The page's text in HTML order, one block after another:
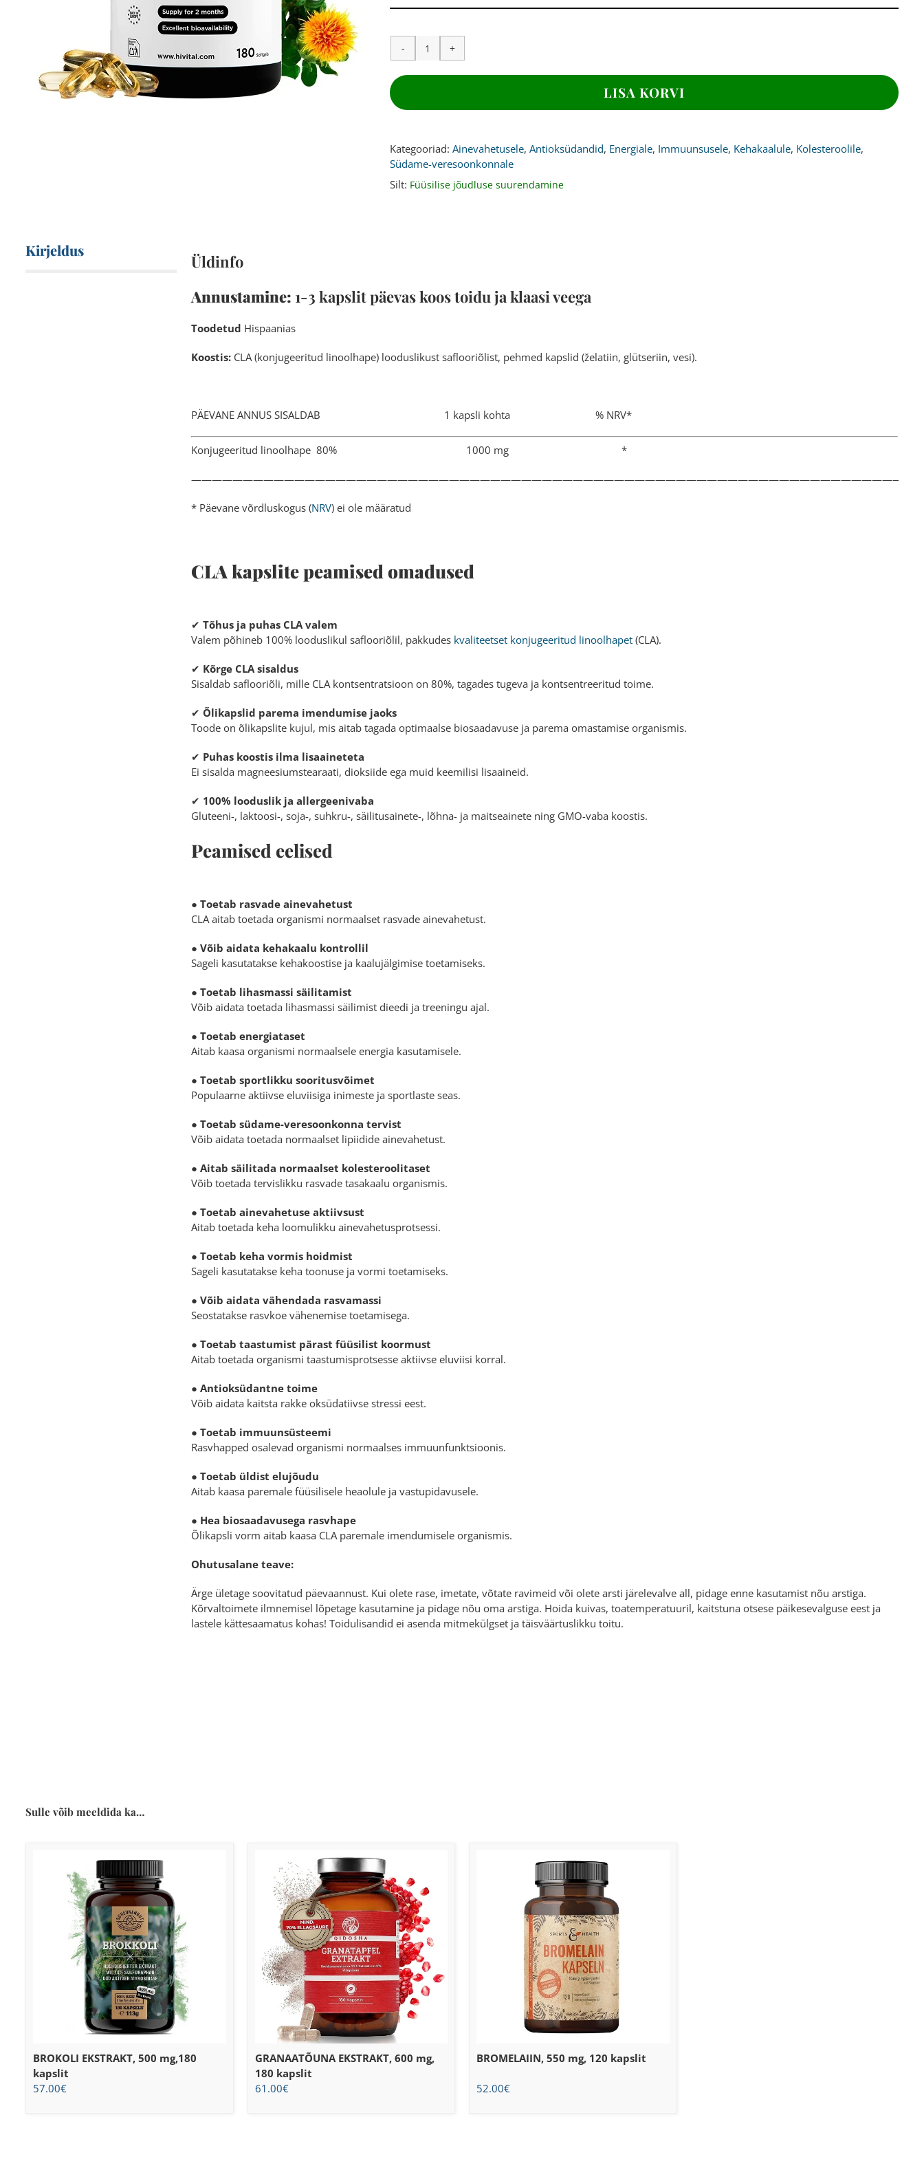
CLA
kogus
LISA KORVI
Kategooriad: Ainevahetusele, Antioksüdandid, Energiale, Immuunsusele, Kehakaalule, Kolesteroolile,
Südame-veresoonkonnale
Silt: Füüsilise jõudluse suurendamine
Kirjeldus
Üldinfo
Annustamine: 1-3 kapslit päevas koos toidu ja klaasi veega
Toodetud Hispaanias
Koostis: CLA (konjugeeritud linoolhape) looduslikust saflooriõlist, pehmed kapslid (želatiin, glütseriin, vesi).
PÄEVANE ANNUS SISALDAB 1 kapsli kohta % NRV*
Konjugeeritud linoolhape 80% 1000 mg *
* Päevane võrdluskogus (NRV) ei ole määratud
CLA kapslite peamised omadused
✔ Tõhus ja puhas CLA valem
Valem põhineb 100% looduslikul saflooriõlil, pakkudes kvaliteetset konjugeeritud linoolhapet (CLA).
✔ Kõrge CLA sisaldus
Sisaldab saflooriõli, mille CLA kontsentratsioon on 80%, tagades tugeva ja kontsentreeritud toime.
✔ Õlikapslid parema imendumise jaoks
Toode on õlikapslite kujul, mis aitab tagada optimaalse biosaadavuse ja parema omastamise organismis.
✔ Puhas koostis ilma lisaaineteta
Ei sisalda magneesiumstearaati, dioksiide ega muid keemilisi lisaaineid.
✔ 100% looduslik ja allergeenivaba
Gluteeni-, laktoosi-, soja-, suhkru-, säilitusainete-, lõhna- ja maitseainete ning GMO-vaba koostis.
Peamised eelised
● Toetab rasvade ainevahetust
CLA aitab toetada organismi normaalset rasvade ainevahetust.
● Võib aidata kehakaalu kontrollil
Sageli kasutatakse kehakoostise ja kaalujälgimise toetamiseks.
● Toetab lihasmassi säilitamist
Võib aidata toetada lihasmassi säilimist dieedi ja treeningu ajal.
● Toetab energiataset
Aitab kaasa organismi normaalsele energia kasutamisele.
● Toetab sportlikku sooritusvõimet
Populaarne aktiivse eluviisiga inimeste ja sportlaste seas.
● Toetab südame-veresoonkonna tervist
Võib aidata toetada normaalset lipiidide ainevahetust.
● Aitab säilitada normaalset kolesteroolitaset
Võib toetada tervislikku rasvade tasakaalu organismis.
● Toetab ainevahetuse aktiivsust
Aitab toetada keha loomulikku ainevahetusprotsessi.
● Toetab keha vormis hoidmist
Sageli kasutatakse keha toonuse ja vormi toetamiseks.
● Võib aidata vähendada rasvamassi
Seostatakse rasvkoe vähenemise toetamisega.
● Toetab taastumist pärast füüsilist koormust
Aitab toetada organismi taastumisprotsesse aktiivse eluviisi korral.
● Antioksüdantne toime
Võib aidata kaitsta rakke oksüdatiivse stressi eest.
● Toetab immuunsüsteemi
Rasvhapped osalevad organismi normaalses immuunfunktsioonis.
● Toetab üldist elujõudu
Aitab kaasa paremale füüsilisele heaolule ja vastupidavusele.
● Hea biosaadavusega rasvhape
Õlikapsli vorm aitab kaasa CLA paremale imendumisele organismis.
Ohutusalane teave:
Ärge ületage soovitatud päevaannust. Kui olete rase, imetate, võtate ravimeid või olete arsti järelevalve all, pidage enne kasutamist nõu arstiga.
Kõrvaltoimete ilmnemisel lõpetage kasutamine ja pidage nõu oma arstiga. Hoida kuivas, toatemperatuuril, kaitstuna otsese päikesevalguse eest ja
lastele kättesaamatus kohas! Toidulisandid ei asenda mitmekülgset ja täisväärtuslikku toitu.
Sulle võib meeldida ka…
BROKOLI EKSTRAKT, 500 mg,180
kapslit
57.00€
GRANAATÕUNA EKSTRAKT, 600 mg,
180 kapslit
61.00€
BROMELAIIN, 550 mg, 120 kapslit
52.00€